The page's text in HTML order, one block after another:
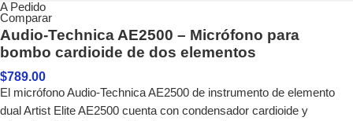
A Pedido
Comparar
Audio-Technica AE2500 – Micrófono para
bombo cardioide de dos elementos
$789.00
El micrófono Audio-Technica AE2500 de instrumento de elemento
dual Artist Elite AE2500 cuenta con condensador cardioide y